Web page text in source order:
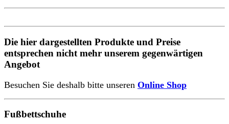
Die hier dargestellten Produkte und Preise
entsprechen nicht mehr unserem gegenwärtigen
Angebot
Besuchen Sie deshalb bitte unseren Online Shop
Fußbettschuhe